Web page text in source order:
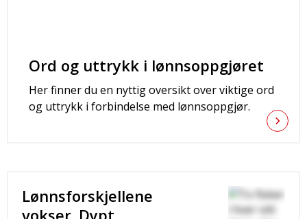
Ord og uttrykk i lønnsoppgjøret
Her finner du en nyttig oversikt over viktige ord
og uttrykk i forbindelse med lønnsoppgjør.
Lønnsforskjellene
vokser. Dypt